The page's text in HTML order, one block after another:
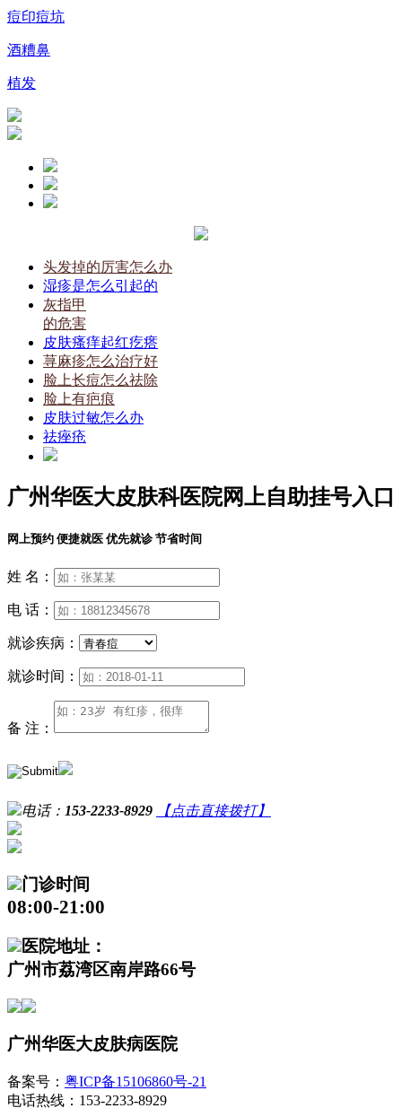
痘印痘坑
酒糟鼻
植发
头发掉的厉害怎么办
湿疹是怎么引起的
灰指甲
的危害
皮肤瘙痒起红疙瘩
荨麻疹怎么治疗好
脸上长痘怎么祛除
脸上有疤痕
皮肤过敏怎么办
祛痤疮
广州华医大皮肤科医院网上自助挂号入口
网上预约 便捷就医 优先就诊 节省时间
姓 名：
电 话：
就诊疾病：
就诊时间：
备 注：
电话： 153-2233-8929 【点击直接拨打】
门诊时间
08:00-21:00
医院地址：
广州市荔湾区南岸路66号
广州华医大皮肤病医院
备案号： 粤ICP备15106860号-21
电话热线：153-2233-8929